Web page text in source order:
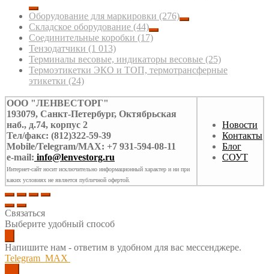
Оборудование для маркировки (276)
Складское оборудование (44)
Соединительные коробки (17)
Тензодатчики (1 013)
Терминалы весовые, индикаторы весовые (25)
Термоэтикетки ЭКО и ТОП, термотрансферные
этикетки (24)
ООО "ЛЕНВЕСТОРГ"
193079, Санкт-Петербург, Октябрьская
наб., д.74, корпус 2
Тел/факс: (812)322-59-39
Mobile/Telegram/MAX: +7 931-594-08-11
e-mail: info@lenvestorg.ru
Интернет-сайт носит исключительно информационный характер и ни при
каких условиях не является публичной офертой.
Новости
Контакты
Блог
СОУТ
Связаться
Выберите удобный способ
Напишите нам - ответим в удобном для вас мессенджере.
Telegram MAX